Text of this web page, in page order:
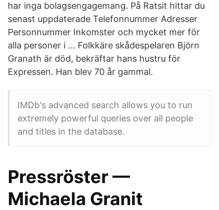
har inga bolagsengagemang. På Ratsit hittar du
senast uppdaterade Telefonnummer Adresser
Personnummer Inkomster och mycket mer för
alla personer i … Folkkäre skådespelaren Björn
Granath är död, bekräftar hans hustru för
Expressen. Han blev 70 år gammal.
IMDb's advanced search allows you to run
extremely powerful queries over all people
and titles in the database.
Pressröster —
Michaela Granit